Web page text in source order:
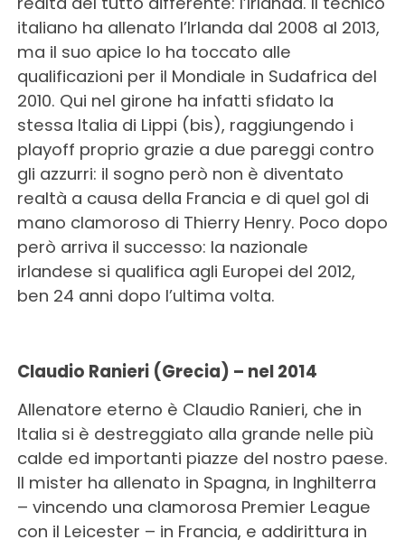
italiano ha allenato l’Irlanda dal 2008 al 2013,
ma il suo apice lo ha toccato alle
qualificazioni per il Mondiale in Sudafrica del
2010. Qui nel girone ha infatti sfidato la
stessa Italia di Lippi (bis), raggiungendo i
playoff proprio grazie a due pareggi contro
gli azzurri: il sogno però non è diventato
realtà a causa della Francia e di quel gol di
mano clamoroso di Thierry Henry. Poco dopo
però arriva il successo: la nazionale
irlandese si qualifica agli Europei del 2012,
ben 24 anni dopo l’ultima volta.
Claudio Ranieri (Grecia) – nel 2014
Allenatore eterno è Claudio Ranieri, che in
Italia si è destreggiato alla grande nelle più
calde ed importanti piazze del nostro paese.
Il mister ha allenato in Spagna, in Inghilterra
– vincendo una clamorosa Premier League
con il Leicester – in Francia, e addirittura in